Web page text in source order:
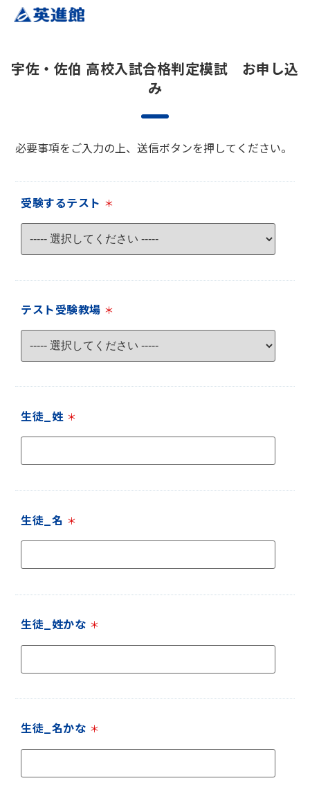
宇佐・佐伯 高校入試合格判定模試 お申し込
み
必要事項をご入力の上、送信ボタンを押してください。
受験するテスト ＊
テスト受験教場 ＊
生徒_姓 ＊
生徒_名 ＊
生徒_姓かな ＊
生徒_名かな ＊